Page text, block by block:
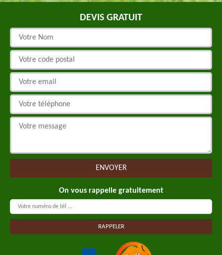
DEVIS GRATUIT
On vous rappelle gratuitement